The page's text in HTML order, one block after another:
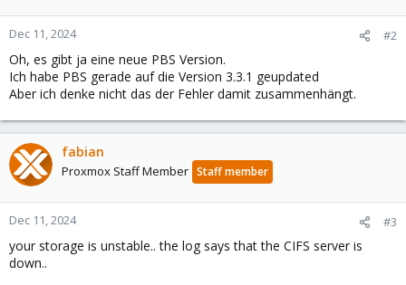
Dec 11, 2024 #2
Oh, es gibt ja eine neue PBS Version.
Ich habe PBS gerade auf die Version 3.3.1 geupdated
Aber ich denke nicht das der Fehler damit zusammenhängt.
fabian
Proxmox Staff Member Staff member
Dec 11, 2024 #3
your storage is unstable.. the log says that the CIFS server is
down..